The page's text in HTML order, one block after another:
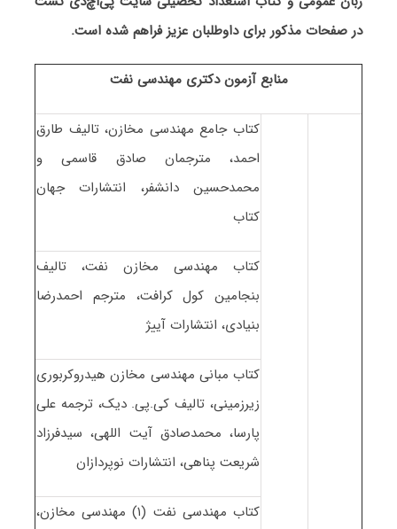
در صفحات مذکور برای داوطلبان عزیز فراهم شده است.
منابع آزمون دکتری مهندسی نفت
کتاب جامع مهندسی مخازن، تالیف طارق
احمد، مترجمان صادق قاسمی و
محمدحسین دانشفر، انتشارات جهان
کتاب
کتاب مهندسی مخازن نفت، تالیف
بنجامین کول کرافت، مترجم احمدرضا
بنیادی، انتشارات آییژ
کتاب مبانی مهندسی مخازن هیدروکربوری
زیرزمینی، تالیف کی.پی. دیک، ترجمه علی
پارسا، محمدصادق آیت اللهی، سیدفرزاد
شریعت پناهی، انتشارات نوپردازان
کتاب مهندسی نفت (۱) مهندسی مخازن،